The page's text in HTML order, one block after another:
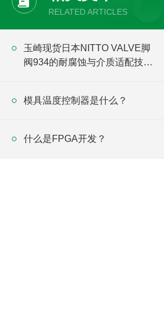
RELATED ARTICLES
玉崎现货日本NITTO VALVE脚
阀934的耐腐蚀与介质适配技术
模具温度控制器是什么？
什么是FPGA开发？